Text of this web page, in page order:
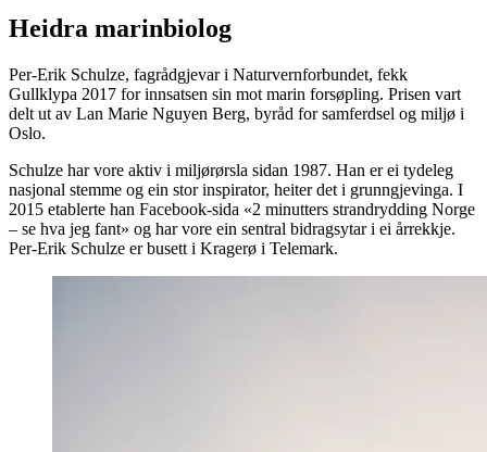
Heidra marinbiolog
Per-Erik Schulze, fagrådgjevar i Naturvernforbundet, fekk
Gullklypa 2017 for innsatsen sin mot marin forsøpling. Prisen vart
delt ut av Lan Marie Nguyen Berg, byråd for samferdsel og miljø i
Oslo.
Schulze har vore aktiv i miljørørsla sidan 1987. Han er ei tydeleg
nasjonal stemme og ein stor inspirator, heiter det i grunngjevinga. I
2015 etablerte han Facebook-sida «2 minutters strandrydding Norge
– se hva jeg fant» og har vore ein sentral bidragsytar i ei årrekkje.
Per-Erik Schulze er busett i Kragerø i Telemark.